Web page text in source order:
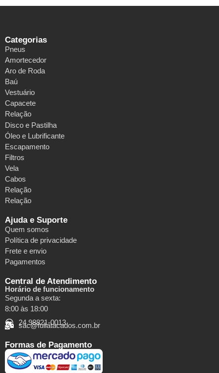
Categorias
Pneus
Amortecedor
Aro de Roda
Baú
Vestuário
Capacete
Relação
Disco e Pastilha
Óleo e Lubrificante
Escapamento
Filtros
Vela
Cabos
Relação
Relação
Ajuda e Suporte
Quem somos
Política de privacidade
Frete e envio
Pagamentos
Central de Atendimento
Horário de funcionamento
Segunda a sexta:
8:00 às 18:00
24 98821-0013
sac@fullatacados.com.br
Formas de Pagamento